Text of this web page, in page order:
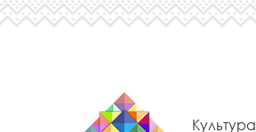
Культура